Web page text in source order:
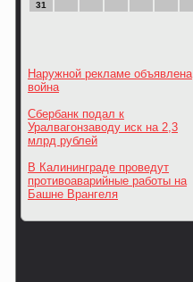
31
Наружной рекламе объявлена
война
Сбербанк подал к
Уралвагонзаводу иск на 2,3
млрд рублей
В Калининграде проведут
противоаварийные работы на
Башне Врангеля